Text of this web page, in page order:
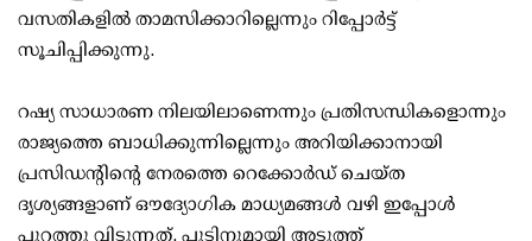
വസതികളില്‍ താമസിക്കാറില്ലെന്നും റിപ്പോര്‍ട്ട്
സൂചിപ്പിക്കുന്നു.
റഷ്യ സാധാരണ നിലയിലാണെന്നും പ്രതിസന്ധികളൊന്നും
രാജ്യത്തെ ബാധിക്കുന്നില്ലെന്നും അറിയിക്കാനായി
പ്രസിഡന്റിന്റെ നേരത്തെ റെക്കോര്‍ഡ് ചെയ്ത
ദൃശ്യങ്ങളാണ് ഔദ്യോഗിക മാധ്യമങ്ങള്‍ വഴി ഇപ്പോള്‍
പുറത്തു വിടുന്നത്. പുടിനുമായി അടുത്ത്